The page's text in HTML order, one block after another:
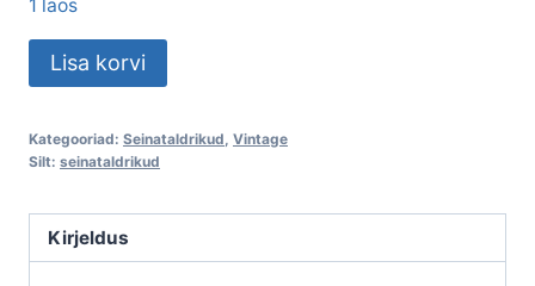
1 laos
Kipsist
seinataldrik,
Kivi
(Y)
kogus
Lisa korvi
Kategooriad: Seinataldrikud Vintage
Silt: seinataldrikud
Kirjeldus